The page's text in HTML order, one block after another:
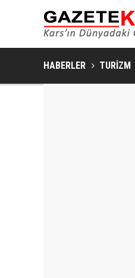
HABERLER TURİZM